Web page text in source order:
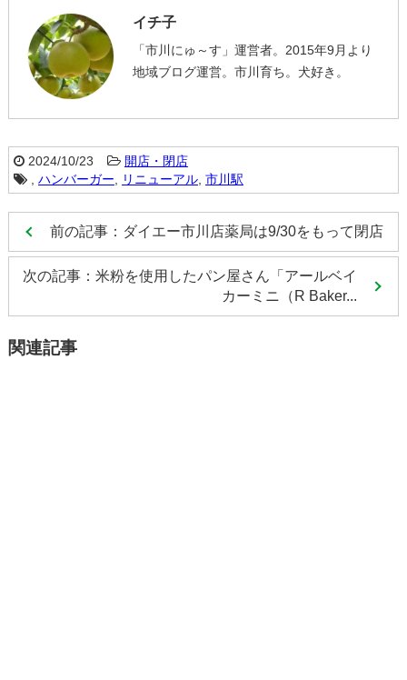
イチ子
「市川にゅ～す」運営者。2015年9月より
地域ブログ運営。市川育ち。犬好き。
2024/10/23
開店・閉店
, ハンバーガー, リニューアル, 市川駅
前の記事：ダイエー市川店薬局は9/30をもって閉店
次の記事：米粉を使用したパン屋さん「アールベイ
カーミニ（R Baker...
関連記事